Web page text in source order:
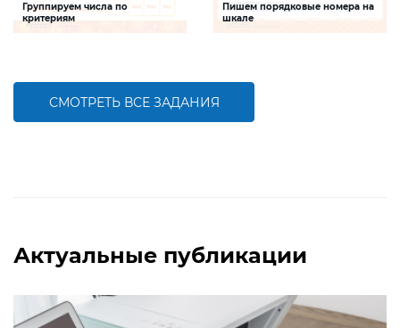
Группируем числа по
критериям
Пишем порядковые номера на
шкале
работать с числами первого десятка
СМОТРЕТЬ ВСЕ ЗАДАНИЯ
Актуальные публикации